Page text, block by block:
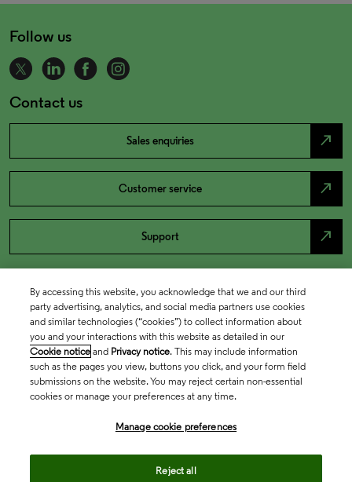
Follow us
Contact us
Sales enquiries north_east
Customer service north_east
Support north_east
By accessing this website, you acknowledge that we and our third
party advertising, analytics, and social media partners use cookies
and similar technologies (“cookies”) to collect information about
you and your interactions with this website as detailed in our
Cookie notice and Privacy notice. This may include information
such as the pages you view, buttons you click, and your form field
submissions on the website. You may reject certain non-essential
cookies or manage your preferences at any time.
Manage cookie preferences
Reject all